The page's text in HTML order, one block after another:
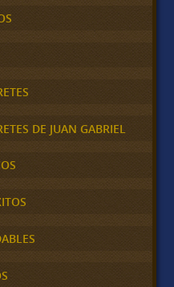
DE JUAN GABRIEL